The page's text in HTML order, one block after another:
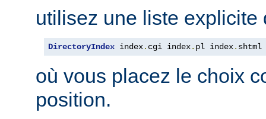
utilisez une liste explicite
DirectoryIndex index. cgi index. pl index. shtml
où vous placez le choix
position.